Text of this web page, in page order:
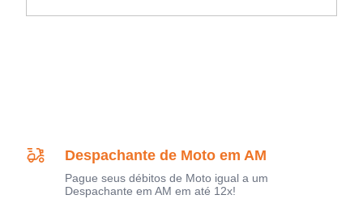
Despachante de Moto em AM
Pague seus débitos de Moto igual a um
Despachante em AM em até 12x!